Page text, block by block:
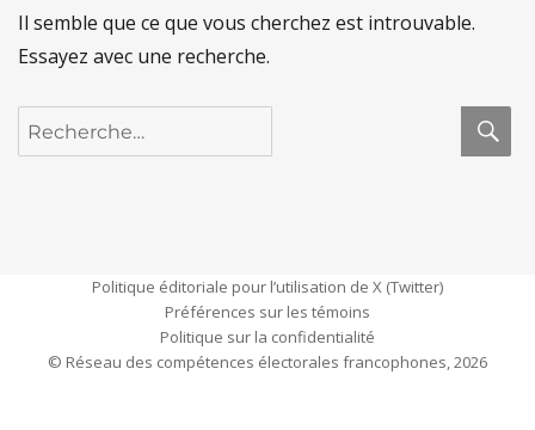
Il semble que ce que vous cherchez est introuvable.
Essayez avec une recherche.
Recherche
pour :
Politique éditoriale pour l’utilisation de X (Twitter)
Préférences sur les témoins
Politique sur la confidentialité
© Réseau des compétences électorales francophones, 2026